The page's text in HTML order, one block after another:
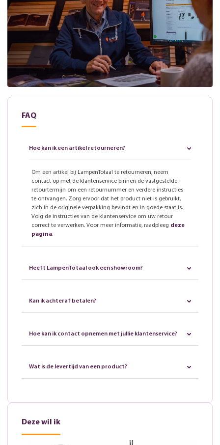
FAQ
Hoe kan ik een artikel retourneren?
Om een artikel bij LampenTotaal te retourneren, neem
contact op met de klantenservice binnen de vastgestelde
retourtermijn om een retournummer en verdere instructies
te ontvangen. Zorg ervoor dat het product niet is gebruikt,
zich in de originele verpakking bevindt en in goede staat is.
Volg de instructies van de klantenservice om uw retour
correct te verwerken. Voor meer informatie, raadpleeg deze
pagina.
Heeft LampenTotaal ook een showroom?
Kan ik achteraf betalen?
Hoe kan ik contact opnemen met jullie klantenservice?
Wat is de levertijd van een product?
Deze wil ik